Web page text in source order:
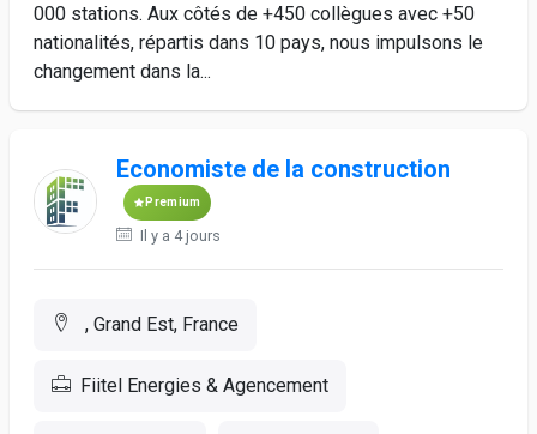
000 stations. Aux côtés de +450 collègues avec +50
nationalités, répartis dans 10 pays, nous impulsons le
changement dans la...
Economiste de la construction
Premium
Il y a 4 jours
, Grand Est, France
Fiitel Energies & Agencement